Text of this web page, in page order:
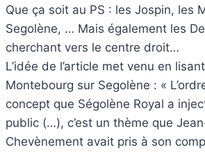
Que ça soit au PS : les Jospin, les
Segolène, … Mais également les
cherchant vers le centre droit…
L’idée de l’article met venu en
Montebourg sur Segolène : «
concept que Ségolène Royal a
public (…), c’est un thème que
Chevènement avait pris à son